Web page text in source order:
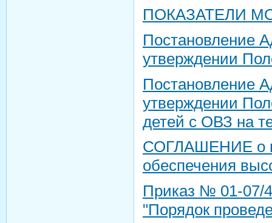
ПОКАЗАТЕЛИ
Постановление
утверждении
Постановление
утверждении
детей с ОВЗ на
СОГЛАШЕНИЕ о
обеспечения
Приказ № 01-07/
"Порядок